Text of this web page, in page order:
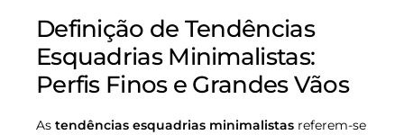
Definição de Tendências
Esquadrias Minimalistas:
Perfis Finos e Grandes Vãos
As tendências esquadrias minimalistas referem-se